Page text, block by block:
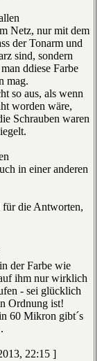
Netz, nur mit dem
der Tonarm und
sind, sondern
ddiese Farbe
mag.
so aus, als wenn
worden wäre,
Schrauben waren
in einer anderen
die Antworten,
der Farbe wie
ihm nur wirklich
- sei glücklich
Ordnung ist!
60 Mikron gibt´s
22:15 ]